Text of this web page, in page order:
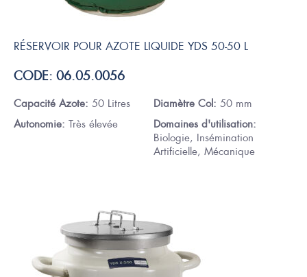
RÉSERVOIR POUR AZOTE LIQUIDE YDS 50-50 L
CODE: 06.05.0056
Capacité Azote: 50 Litres Diamètre Col: 50 mm
Autonomie: Très élevée
Domaines d'utilisation:
Biologie, Insémination
Artificielle, Mécanique